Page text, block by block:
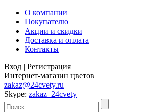
О компании
Покупателю
Акции и скидки
Доставка и оплата
Контакты
Вход | Регистрация
Интернет-магазин цветов
zakaz@24cvety.ru
Skype: zakaz_24cvety